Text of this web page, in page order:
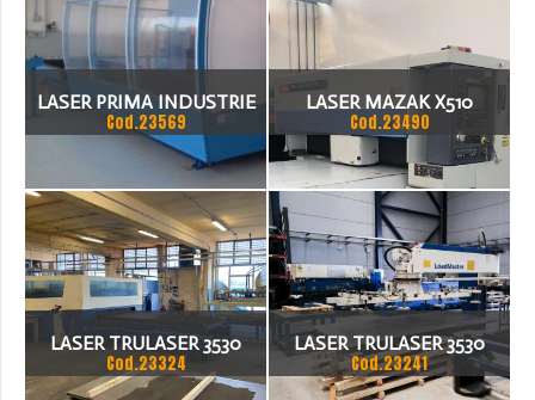
LASER PRIMA INDUSTRIE
PLATINO 3000W CAMBIO
PALLET AUTOMATICO
RICONDIZIONATO
Cod.23569
LASER MAZAK X510
Cod.23490
LASER TRULASER 3530
Cod.23324
LASER TRULASER 3530
Cod.23241